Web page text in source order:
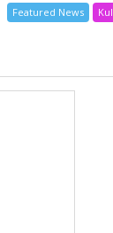
Featured News